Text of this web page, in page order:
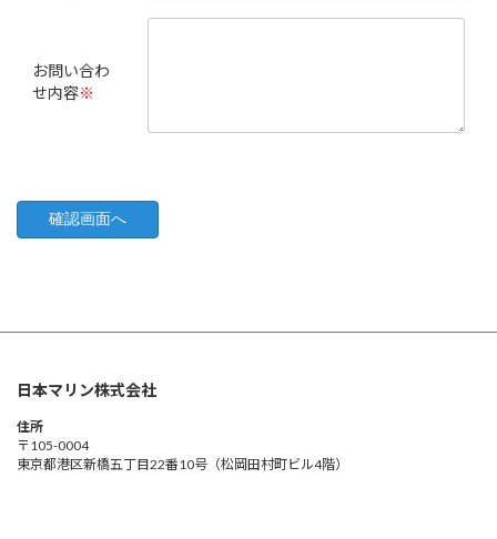
お問い合わ
せ内容※
日本マリン株式会社
住所
〒105-0004
東京都港区新橋五丁目22番10号（松岡田村町ビル4階）